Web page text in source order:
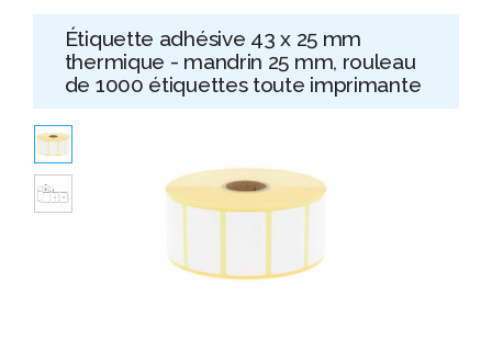
Étiquette adhésive 43 x 25 mm
thermique - mandrin 25 mm, rouleau
de 1000 étiquettes toute imprimante